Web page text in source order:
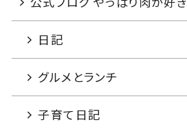
日記
グルメとランチ
子育て日記